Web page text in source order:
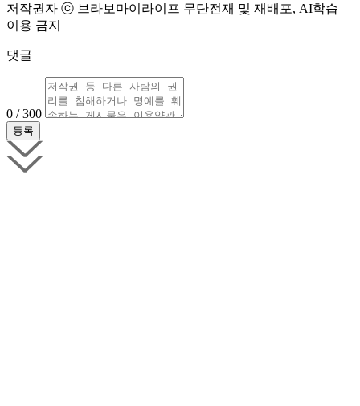
저작권자 ⓒ 브라보마이라이프 무단전재 및 재배포, AI학습
이용 금지
댓글
0 / 300